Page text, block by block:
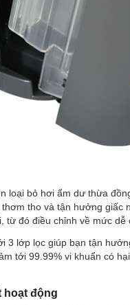
loại bỏ hơi ẩm dư thừa
tho và tận hưởng
từ đó điều chỉnh về mức
3 lớp lọc giúp bạn tận
tới 99.99% vi khuẩn có
hoạt động